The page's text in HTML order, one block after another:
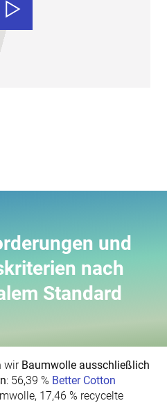
und
nach
Standard
wir Baumwolle ausschließlich
: 56,39 % Better Cotton
17,46 % recycelte